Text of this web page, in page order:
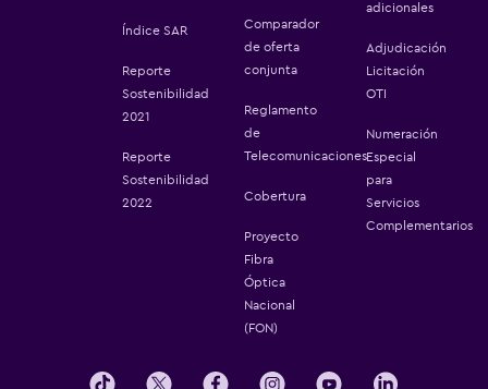
Índice SAR
Reporte
Sostenibilidad
2021
Reporte
Sostenibilidad
2022
Comparador
de oferta
conjunta
Reglamento
de
Telecomunicaciones
Cobertura
Proyecto
Fibra
Óptica
Nacional
(FON)
adicionales
Adjudicación
Licitación
OTI
Numeración
Especial
para
Servicios
Complementarios